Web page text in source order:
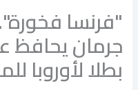
"فرنسا
جرمان يحافظ
بطلا لأوروبا